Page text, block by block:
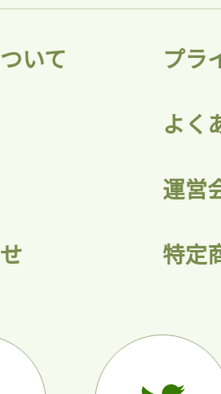
会員登録
いて プラ
よく
運営
特定